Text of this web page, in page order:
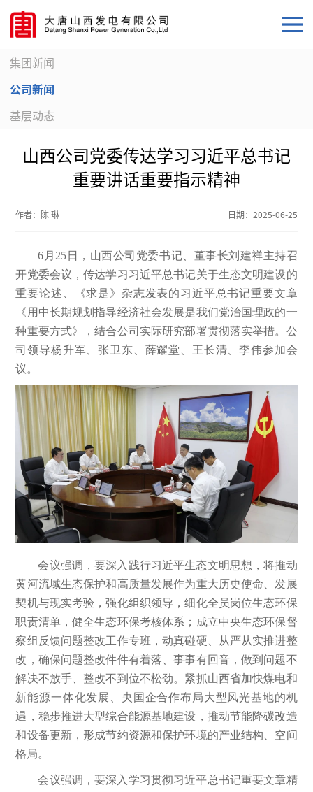
集团新闻
公司新闻
基层动态
山西公司党委传达学习习近平总书记
重要讲话重要指示精神
作者： 陈 琳 日期： 2025-06-25
6月25日，山西公司党委书记、董事长刘建祥主持召
开党委会议，传达学习习近平总书记关于生态文明建设的
重要论述、《求是》杂志发表的习近平总书记重要文章
《用中长期规划指导经济社会发展是我们党治国理政的一
种重要方式》，结合公司实际研究部署贯彻落实举措。公
司领导杨升军、张卫东、薛耀堂、王长清、李伟参加会
议。
会议强调，要深入践行习近平生态文明思想，将推动
黄河流域生态保护和高质量发展作为重大历史使命、发展
契机与现实考验，强化组织领导，细化全员岗位生态环保
职责清单，健全生态环保考核体系；成立中央生态环保督
察组反馈问题整改工作专班，动真碰硬、从严从实推进整
改，确保问题整改件件有着落、事事有回音，做到问题不
解决不放手、整改不到位不松劲。紧抓山西省加快煤电和
新能源一体化发展、央国企合作布局大型风光基地的机
遇，稳步推进大型综合能源基地建设，推动节能降碳改造
和设备更新，形成节约资源和保护环境的产业结构、空间
格局。
会议强调，要深入学习贯彻习近平总书记重要文章精